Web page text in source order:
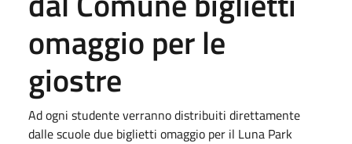
omaggio per le
giostre
Ad ogni studente verranno distribuiti direttamente
dalle scuole due biglietti omaggio per il Luna Park